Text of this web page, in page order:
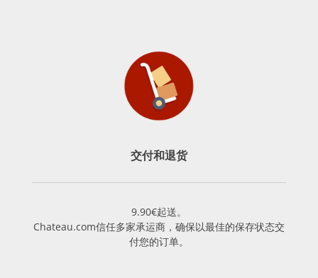
交付和退货
9.90€起送。
Chateau.com信任多家承运商，确保以最佳的保存状态交
付您的订单。